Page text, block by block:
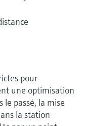
pour
une optimisation
passé, la mise
la station